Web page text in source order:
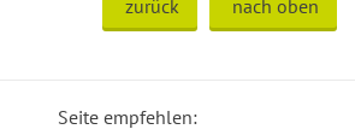
zurück nach oben
Seite empfehlen: